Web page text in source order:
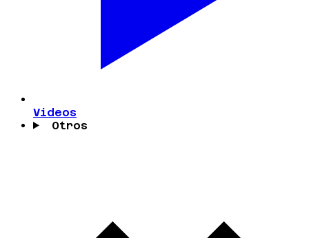
Videos
Otros